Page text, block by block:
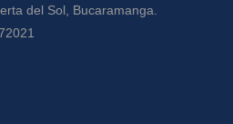
del Sol, Bucaramanga.